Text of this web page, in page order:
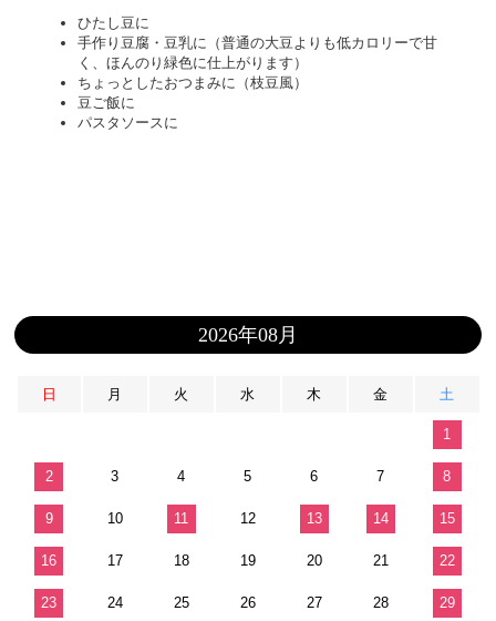
ひたし豆に
手作り豆腐・豆乳に（普通の大豆よりも低カロリーで甘
く、ほんのり緑色に仕上がります）
ちょっとしたおつまみに（枝豆風）
豆ご飯に
パスタソースに
2026年08月
日 月 火 水 木 金 土
1
2 3 4 5 6 7 8
9 10 11 12 13 14 15
16 17 18 19 20 21 22
23 24 25 26 27 28 29